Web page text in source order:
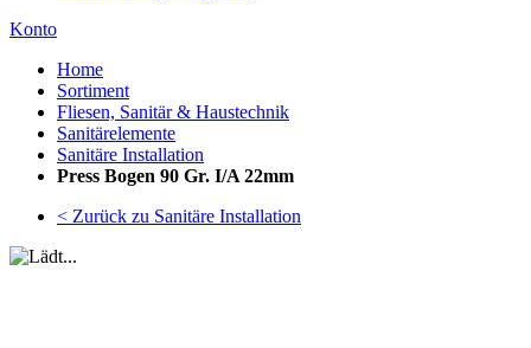
Konto
Home
Sortiment
Fliesen, Sanitär & Haustechnik
Sanitärelemente
Sanitäre Installation
Press Bogen 90 Gr. I/A 22mm
< Zurück zu Sanitäre Installation